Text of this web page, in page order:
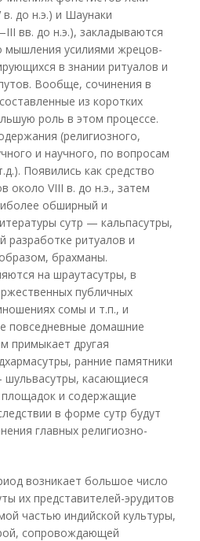
в. до н.э.) и Шаунаки
вв. до н.э.), закладываются
мышления усилиями жрецов-
в знании ритуалов и
Вообще, сочинения в
из коротких
роль в этом процессе.
(религиозного,
и научного, по вопросам
Появились как средство
около VIII в. до н.э., затем
обширный и
сутр — кальпасутры,
разработке ритуалов и
брахманы.
на шраутасутры, в
публичных
сомы и т.п., и
повседневные домашние
примыкает другая
ранние памятники
шульвасутры, касающиеся
и содержащие
в форме сутр будут
главных религиозно-
возникает большое число
их представителей-эрудитов
частью индийской культуры,
сопровождающей